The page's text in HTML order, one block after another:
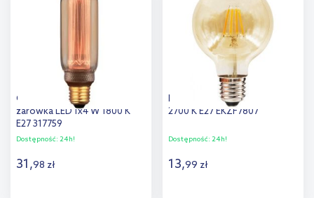
Goldlux DecoVintage
żarówka LED 1x4 W 1800 K
E27 317759
Dostępność: 24h!
31,98 zł
Milagro żarówka LED 1x4 W
2700 K E27 EKZF7807
Dostępność: 24h!
13,99 zł